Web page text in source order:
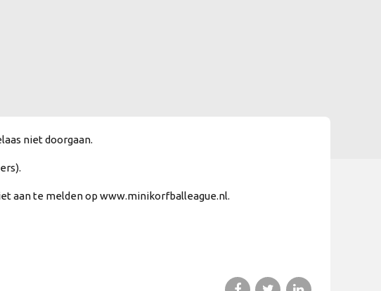
niet doorgaan.
aan te melden op www.minikorfballeague.nl.